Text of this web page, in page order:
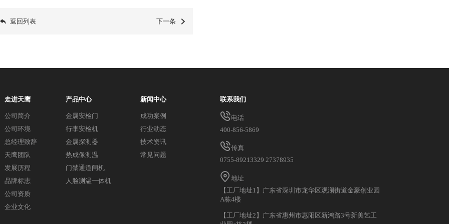
返回列表 下一条
走进天鹰
公司简介
公司环境
总经理致辞
天鹰团队
发展历程
品牌标志
公司资质
企业文化
产品中心
金属安检门
行李安检机
金属探测器
热成像测温
门禁通道闸机
人脸测温一体机
新闻中心
成功案例
行业动态
技术资讯
常见问题
联系我们
电话
400-856-5869
传真
0755-89213329 27378935
地址
【工厂地址1】广东省深圳市龙华区观澜街道金豪创业园
A栋4楼
【工厂地址2】广东省惠州市惠阳区新鸿路3号新美艺工